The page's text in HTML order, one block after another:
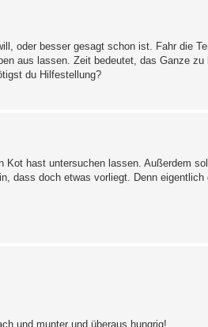
oder besser gesagt schon ist. Fahr die
aus lassen. Zeit bedeutet, das Ganze zu
du Hilfestellung?
hast untersuchen lassen. Außerdem
dass doch etwas vorliegt. Denn
und munter und überaus hungrig!